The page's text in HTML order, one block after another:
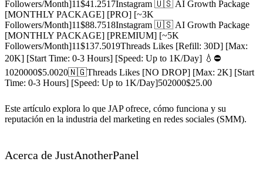
Followers/Month]11$41.2517Instagram 🇺🇸 AI Growth Package
[MONTHLY PACKAGE] [PRO] [~3K
Followers/Month]11$88.7518Instagram 🇺🇸 AI Growth Package
[MONTHLY PACKAGE] [PREMIUM] [~5K
Followers/Month]11$137.5019Threads Likes [Refill: 30D] [Max:
20K] [Start Time: 0-3 Hours] [Speed: Up to 1K/Day] 💧⛔
1020000$5.0020🇳🇬Threads Likes [NO DROP] [Max: 2K] [Start
Time: 0-3 Hours] [Speed: Up to 1K/Day]502000$25.00
Este artículo explora lo que JAP ofrece, cómo funciona y su
reputación en la industria del marketing en redes sociales (SMM).
Acerca de JustAnotherPanel